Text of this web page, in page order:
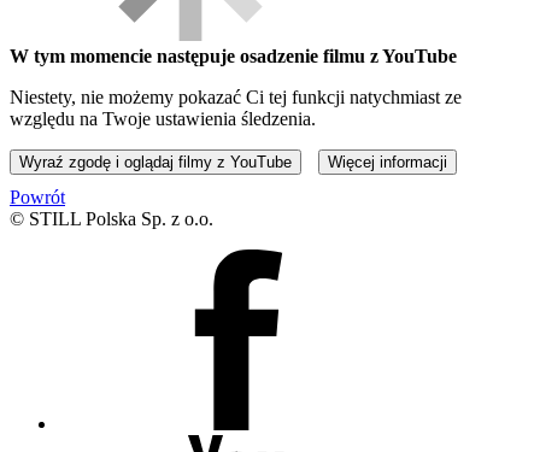
W tym momencie następuje osadzenie filmu z YouTube
Niestety, nie możemy pokazać Ci tej funkcji natychmiast ze
względu na Twoje ustawienia śledzenia.
Wyraź zgodę i oglądaj filmy z YouTube Więcej informacji
Powrót
© STILL Polska Sp. z o.o.